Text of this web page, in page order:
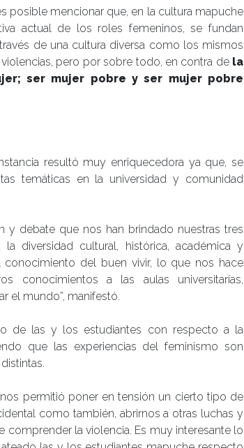
posible mencionar que, en la cultura mapuche
actual de los roles femeninos, se fundan
de una cultura diversa como los mismos
pero por sobre todo, en contra de la
ser mujer pobre y ser mujer pobre
resultó muy enriquecedora ya que, se
temáticas en la universidad y comunidad
y debate que nos han brindado nuestras tres
diversidad cultural, histórica, académica y
del buen vivir, lo que nos hace
conocimientos a las aulas universitarias,
el mundo”, manifestó.
de las y los estudiantes con respecto a la
que las experiencias del feminismo son
nos permitió poner en tensión un cierto tipo de
como también, abrirnos a otras luchas y
comprender la violencia. Es muy interesante lo